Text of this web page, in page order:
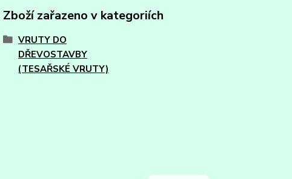
Zboží zařazeno v kategoriích
VRUTY DO
DŘEVOSTAVBY
(TESAŘSKÉ VRUTY)